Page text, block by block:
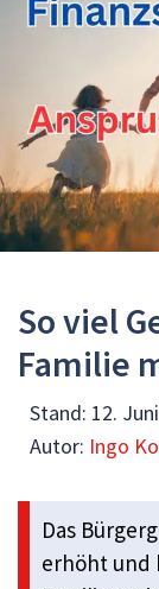
So viel
Familie
Stand: 12.
Autor: Ingo
Das
erhöht und